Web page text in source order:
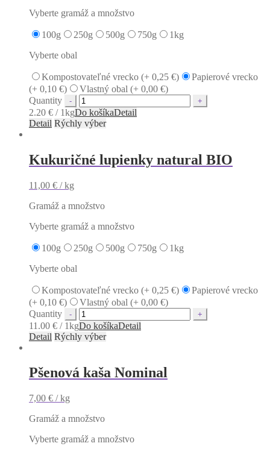
Vyberte gramáž a množstvo
100g 250g 500g 750g
1kg
Vyberte obal
Kompostovateľné vrecko (+ 0,25 €)
Papierové vrecko
(+ 0,10 €) Vlastný obal (+ 0,00 €)
Quantity
2.20 € / 1kgDo košíkaDetail
Detail Rýchly výber
Kukuričné lupienky natural BIO
11,00 € / kg
Gramáž a množstvo
Vyberte gramáž a množstvo
100g 250g 500g 750g
1kg
Vyberte obal
Kompostovateľné vrecko (+ 0,25 €)
Papierové vrecko
(+ 0,10 €) Vlastný obal (+ 0,00 €)
Quantity
11.00 € / 1kgDo košíkaDetail
Detail Rýchly výber
Pšenová kaša Nominal
7,00 € / kg
Gramáž a množstvo
Vyberte gramáž a množstvo